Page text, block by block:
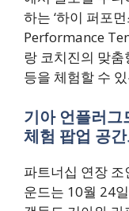
하는 ‘하이 퍼포
Performance
랑 코치진의 맞
등을 체험할 수
기아 언플러
체험 팝업 공
파트너십 연장
운드는 10월 24